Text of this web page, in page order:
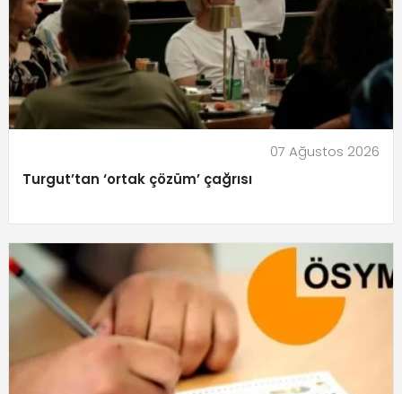
07 Ağustos 2026
Turgut’tan ‘ortak çözüm’ çağrısı